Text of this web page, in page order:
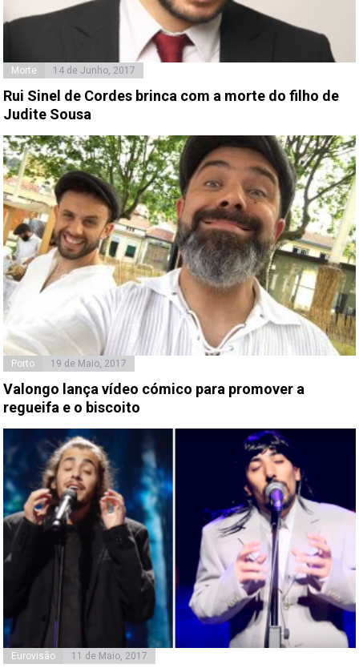
Morte 14 de Junho, 2017
Rui Sinel de Cordes brinca com a morte do filho de
Judite Sousa
Porto 19 de Maio, 2017
Valongo lança vídeo cómico para promover a
regueifa e o biscoito
Eurovisão 11 de Maio, 2017